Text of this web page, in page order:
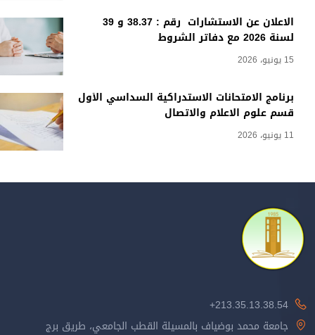
الاعلان عن الاستشارات رقم : 38.37 و 39
لسنة 2026 مع دفاتر الشروط
15 يونيو، 2026
برنامج الامتحانات الاستدراكية السداسي الأول
قسم علوم الاعلام والاتصال
11 يونيو، 2026
213.35.13.38.54+
جامعة محمد بوضياف بالمسيلة القطب الجامعي، طريق برج